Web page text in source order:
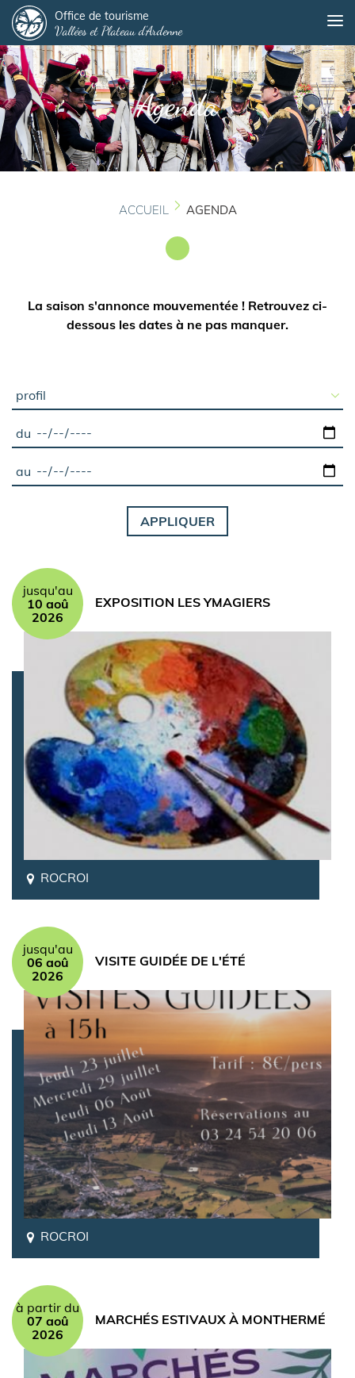
au
contenu
principal
Office de tourisme
Vallées et Plateau d'Ardenne
Agenda
ACCUEIL AGENDA
La saison s'annonce mouvementée ! Retrouvez ci-
dessous les dates à ne pas manquer.
du
au
jusqu'au
10 aoû
2026
EXPOSITION LES YMAGIERS
ROCROI
jusqu'au
06 aoû
2026
VISITE GUIDÉE DE L'ÉTÉ
ROCROI
à partir du
07 aoû
2026
MARCHÉS ESTIVAUX À MONTHERMÉ
Panneau de gestion des cookies